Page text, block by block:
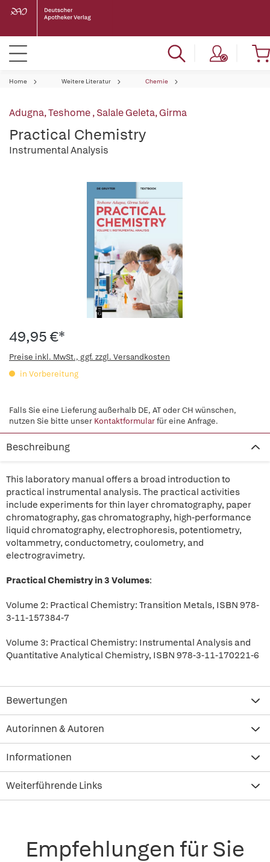
Home Weitere Literatur Chemie
Adugna, Teshome,Salale Geleta, Girma
Practical Chemistry
Instrumental Analysis
49,95 €*
Preise inkl. MwSt., ggf. zzgl. Versandkosten
in Vorbereitung
Falls Sie eine Lieferung außerhalb DE, AT oder CH wünschen,
nutzen Sie bitte unser Kontaktformularfür eine Anfrage.
Beschreibung
This laboratory manual offers a broad introduction to
practical instrumental analysis. The practical activities
include experiments for thin layer chromatography, paper
chromatography, gas chromatography, high-performance
liquid chromatography, electrophoresis, potentiometry,
voltammetry, conductometry, coulometry, and
electrogravimetry.
Practical Chemistry in 3 Volumes:
Volume 2: Practical Chemistry: Transition Metals, ISBN 978-
3-11-157384-7
Volume 3: Practical Chemistry: Instrumental Analysis and
Quantitative Analytical Chemistry, ISBN 978-3-11-170221-6
Bewertungen
Autorinnen & Autoren
Informationen
Weiterführende Links
Empfehlungen für Sie